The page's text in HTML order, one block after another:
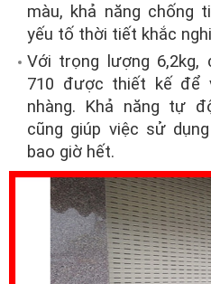
màu, khả năng chống
yếu tố thời tiết khắc
Với trọng lượng 6,2kg,
710 được thiết kế để
nhàng. Khả năng tự
cũng giúp việc sử
bao giờ hết.